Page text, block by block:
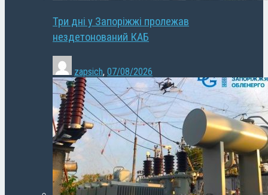
Три дні у Запоріжжі пролежав
нездетонований КАБ
zapsich, 07/08/2026